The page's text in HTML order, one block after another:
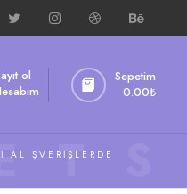
ol
Sepetim
0.00₺
ALIŞVERIŞLERDE